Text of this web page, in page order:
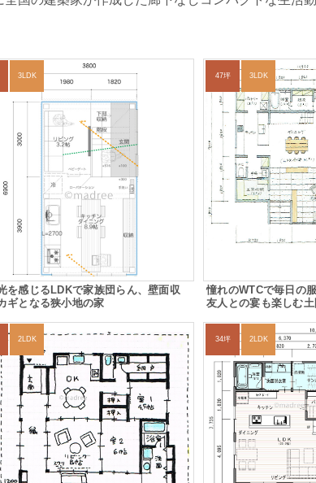
3LDK
を感じるLDKで家族団らん、壁面収
ギとなる狭小地の家
47坪 3LDK
憧れのWTCで毎日の
友人との宴も楽しむ
2LDK 34坪 2LDK